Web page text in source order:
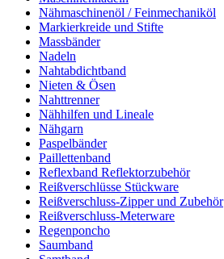
Nähmaschinenöl / Feinmechaniköl
Markierkreide und Stifte
Massbänder
Nadeln
Nahtabdichtband
Nieten & Ösen
Nahttrenner
Nähhilfen und Lineale
Nähgarn
Paspelbänder
Paillettenband
Reflexband Reflektorzubehör
Reißverschlüsse Stückware
Reißverschluss-Zipper und Zubehör
Reißverschluss-Meterware
Regenponcho
Saumband